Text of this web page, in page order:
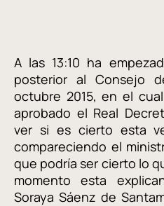
A las 13:10 ha
posterior al Consejo
octubre 2015, en el
aprobado el Real
ver si es cierto esta
compareciendo el
que podría ser cierto lo
momento esta
Soraya Sáenz de